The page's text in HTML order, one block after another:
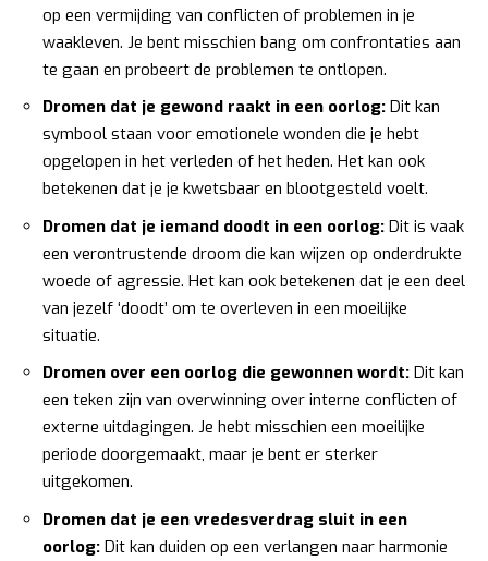
op een vermijding van conflicten of problemen in je
waakleven. Je bent misschien bang om confrontaties aan
te gaan en probeert de problemen te ontlopen.
Dromen dat je gewond raakt in een oorlog: Dit kan
symbool staan voor emotionele wonden die je hebt
opgelopen in het verleden of het heden. Het kan ook
betekenen dat je je kwetsbaar en blootgesteld voelt.
Dromen dat je iemand doodt in een oorlog: Dit is vaak
een verontrustende droom die kan wijzen op onderdrukte
woede of agressie. Het kan ook betekenen dat je een deel
van jezelf ‘doodt’ om te overleven in een moeilijke
situatie.
Dromen over een oorlog die gewonnen wordt: Dit kan
een teken zijn van overwinning over interne conflicten of
externe uitdagingen. Je hebt misschien een moeilijke
periode doorgemaakt, maar je bent er sterker
uitgekomen.
Dromen dat je een vredesverdrag sluit in een
oorlog: Dit kan duiden op een verlangen naar harmonie